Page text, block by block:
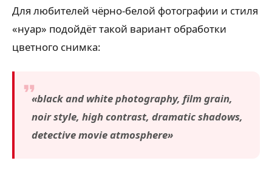
Для любителей чёрно-белой фотографии и стиля
«нуар» подойдёт такой вариант обработки
цветного снимка:
«black and white photography, film grain,
noir style, high contrast, dramatic shadows,
detective movie atmosphere»